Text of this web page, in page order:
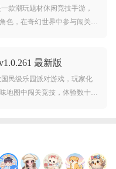
款潮玩题材休闲竞技手游，
色，在奇幻世界中参与闯关挑
如弹簧、传送门完成关卡，
最新版
民级乐园派对游戏，玩家化
地图中闯关竞技，体验数十种